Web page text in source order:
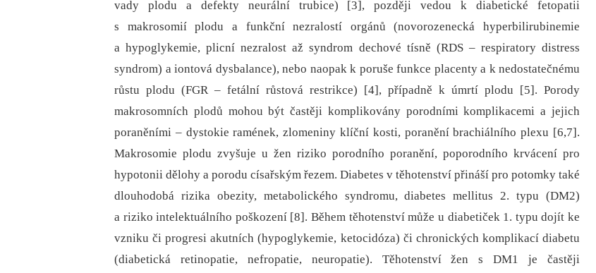
vady plodu a defekty neurální trubice) [3], později vedou k diabetické fetopatii
s makrosomií plodu a funkční nezralostí orgánů (novorozenecká hyperbilirubinemie
a hypoglykemie, plicní nezralost až syndrom dechové tísně (RDS –⁠ respiratory distress
syndrom) a iontová dysbalance), nebo naopak k poruše funkce placenty a k nedostatečnému
růstu plodu (FGR –⁠ fetální růstová restrikce) [4], případně k úmrtí plodu [5]. Porody
makrosomních plodů mohou být častěji komplikovány porodními komplikacemi a jejich
poraněními –⁠ dystokie ramének, zlomeniny klíční kosti, poranění brachiálního plexu [6,7].
Makrosomie plodu zvyšuje u žen riziko porodního poranění, poporodního krvácení pro
hypotonii dělohy a porodu císařským řezem. Diabetes v těhotenství přináší pro potomky také
dlouhodobá rizika obezity, metabolického syndromu, diabetes mellitus 2. typu (DM2)
a riziko intelektuálního poškození [8]. Během těhotenství může u diabetiček 1. typu dojít ke
vzniku či progresi akutních (hypoglykemie, ketocidóza) či chronických komplikací diabetu
(diabetická retinopatie, nefropatie, neuropatie). Těhotenství žen s DM1 je častěji